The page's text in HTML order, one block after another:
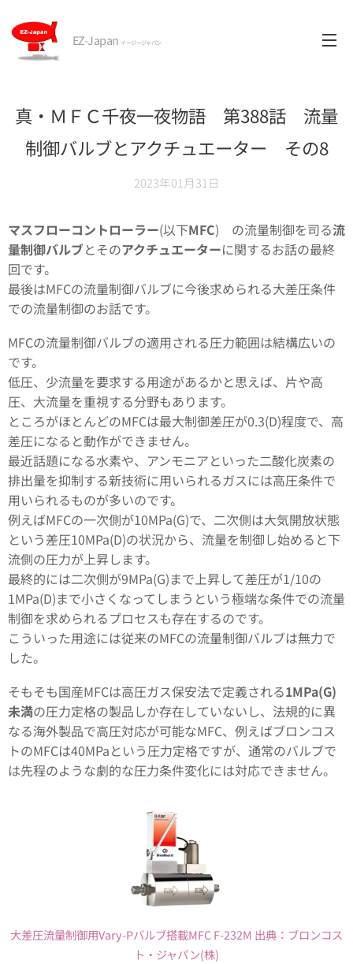
EZ-Japan イージージャパン
真・ＭＦＣ千夜一夜物語 第388話 流量
制御バルブとアクチュエーター その8
2023年01月31日
マスフローコントローラー(以下MFC) の流量制御を司る流
量制御バルブとそのアクチュエーターに関するお話の最終
回です。
最後はMFCの流量制御バルブに今後求められる大差圧条件
での流量制御のお話です。
MFCの流量制御バルブの適用される圧力範囲は結構広いの
です。
低圧、少流量を要求する用途があるかと思えば、片や高
圧、大流量を重視する分野もあります。
ところがほとんどのMFCは最大制御差圧が0.3(D)程度で、高
差圧になると動作ができません。
最近話題になる水素や、アンモニアといった二酸化炭素の
排出量を抑制する新技術に用いられるガスには高圧条件で
用いられるものが多いのです。
例えばMFCの一次側が10MPa(G)で、二次側は大気開放状態
という差圧10MPa(D)の状況から、流量を制御し始めると下
流側の圧力が上昇します。
最終的には二次側が9MPa(G)まで上昇して差圧が1/10の
1MPa(D)まで小さくなってしまうという極端な条件での流量
制御を求められるプロセスも存在するのです。
こういった用途には従来のMFCの流量制御バルブは無力で
した。
そもそも国産MFCは高圧ガス保安法で定義される1MPa(G)
未満の圧力定格の製品しか存在していないし、法規的に異
なる海外製品で高圧対応が可能なMFC、例えばブロンコス
トのMFCは40MPaという圧力定格ですが、通常のバルブで
は先程のような劇的な圧力条件変化には対応できません。
大差圧流量制御用Vary-Pバルブ搭載MFC F-232M 出典：ブロンコス
ト・ジャパン(株)